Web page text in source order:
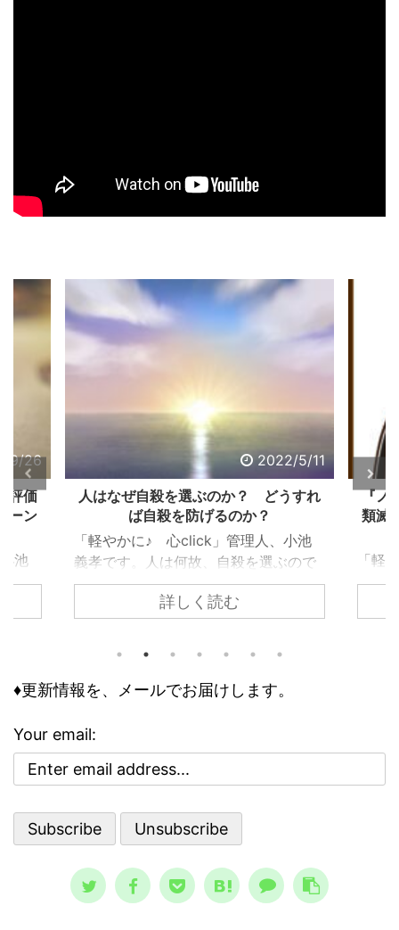
9/26
評価
ーン
池
生き
あ
う評
気分
な自
今回
自
自分
2022/5/11
人はなぜ自殺を選ぶのか？ どうすれ
ば自殺を防げるのか？
「軽やかに♪ 心click」管理人、小池
義孝です。人は何故、自殺を選ぶので
しょうか？ 自殺するまで追い込まれ
ない為には、どうすれば良いのでしょ
が、共通するのは精神トーンの問題で
に取り組む前に、基本の大枠として知
クが高まる３つの精神状態 人は、ど
ういう時に自殺に至るのか？ その精
神状態を詳しく知っておくのは、周囲
なりません。 一般的に広まっている
ノウハウ ...
詳しく読む
『ノ
類滅
「軽
義孝
て、
亡シ
♦更新情報を、メールでお届けします。
Your email: